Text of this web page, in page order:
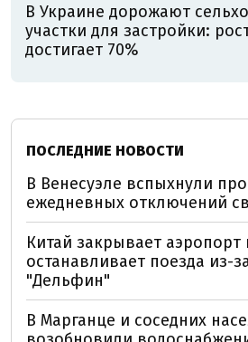
В Украине дорожают
участки для застройки:
достигает 70%
ПОСЛЕДНИЕ НОВОСТИ
В Венесуэле вспыхнули
ежедневных отключений
Китай закрывает аэропорт
останавливает поезда из-
"Дельфин"
В Марганце и соседних